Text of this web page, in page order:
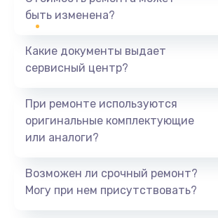
3900 руб.
Настройка Wi-Fi
Заказать
Ремонт петель крышки
Заказать
быть изменена?
Какие документы выдает
сервисный центр?
При ремонте используются
оригинальные комплектующие
или аналоги?
Возможен ли срочный ремонт?
Могу при нем присутствовать?